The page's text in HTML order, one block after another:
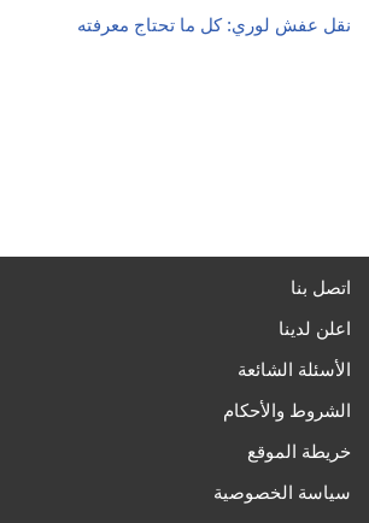
نقل عفش لوري: كل ما تحتاج معرفته
اتصل بنا
اعلن لدينا
الأسئلة الشائعة
الشروط والأحكام
خريطة الموقع
سياسة الخصوصية